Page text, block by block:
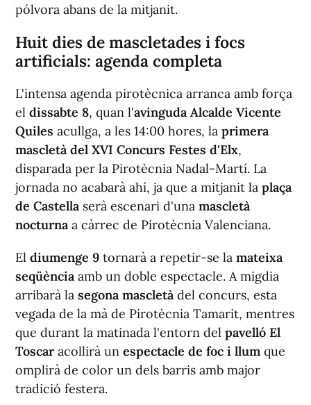
pólvora abans de la mitjanit.
Huit dies de mascletades i focs
artificials: agenda completa
L'intensa agenda pirotècnica arranca amb força
el dissabte 8, quan l'avinguda Alcalde Vicente
Quiles acullga, a les 14:00 hores, la primera
mascletà del XVI Concurs Festes d'Elx,
disparada per la Pirotècnia Nadal-Martí. La
jornada no acabarà ahí, ja que a mitjanit la plaça
de Castella serà escenari d'una mascletà
nocturna a càrrec de Pirotècnia Valenciana.
El diumenge 9 tornarà a repetir-se la mateixa
seqüència amb un doble espectacle. A migdia
arribarà la segona mascletà del concurs, esta
vegada de la mà de Pirotècnia Tamarit, mentres
que durant la matinada l'entorn del pavelló El
Toscaracollirà un espectacle de foc i llum que
omplirà de color un dels barris amb major
tradició festera.